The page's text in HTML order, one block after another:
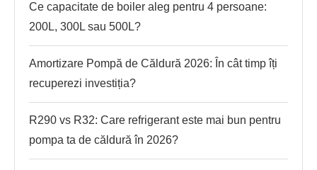
Ce capacitate de boiler aleg pentru 4 persoane:
200L, 300L sau 500L?
Amortizare Pompă de Căldură 2026: În cât timp îți
recuperezi investiția?
R290 vs R32: Care refrigerant este mai bun pentru
pompa ta de căldură în 2026?